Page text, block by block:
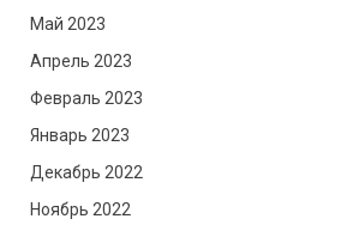
Май 2023
Апрель 2023
Февраль 2023
Январь 2023
Декабрь 2022
Ноябрь 2022